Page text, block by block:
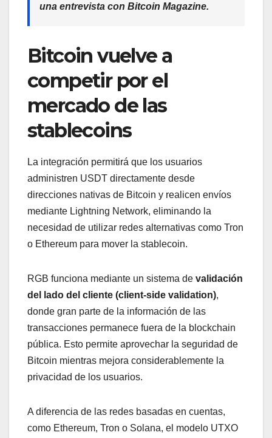
una entrevista con Bitcoin Magazine.
Bitcoin vuelve a
competir por el
mercado de las
stablecoins
La integración permitirá que los usuarios
administren USDT directamente desde
direcciones nativas de Bitcoin y realicen envíos
mediante Lightning Network, eliminando la
necesidad de utilizar redes alternativas como Tron
o Ethereum para mover la stablecoin.
RGB funciona mediante un sistema de validación
del lado del cliente (client-side validation),
donde gran parte de la información de las
transacciones permanece fuera de la blockchain
pública. Esto permite aprovechar la seguridad de
Bitcoin mientras mejora considerablemente la
privacidad de los usuarios.
A diferencia de las redes basadas en cuentas,
como Ethereum, Tron o Solana, el modelo UTXO